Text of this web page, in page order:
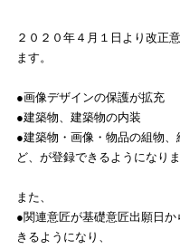
２０２０年４月１日より改正
ます。
●画像デザインの保護が拡充
●建築物、建築物の内装
●建築物・画像・物品の組物
ど、が登録できるようになりま
また、
●関連意匠が基礎意匠出願日
きるようになり、